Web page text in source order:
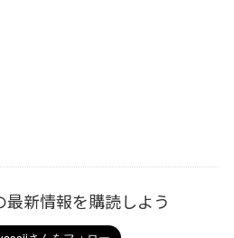
新情報を購読しよう